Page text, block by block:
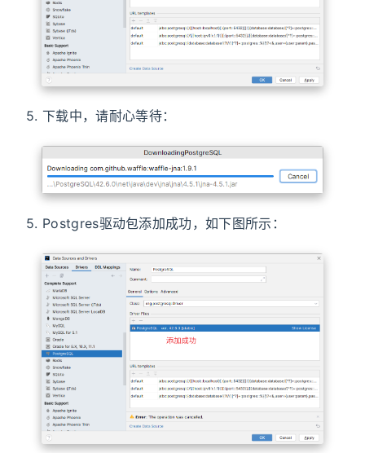
5. 下载中，请耐心等待：
5. Postgres驱动包添加成功，如下图所示：